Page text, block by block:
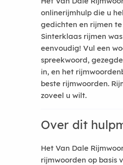
onlinerijmhulp die u
gedichten en rijmen
Sinterklaas rijmen
eenvoudig! Vul een
spreekwoord,
in, en het
beste rijmwoorden.
zoveel u wilt.
Over dit
Het Van Dale
rijmwoorden op basis